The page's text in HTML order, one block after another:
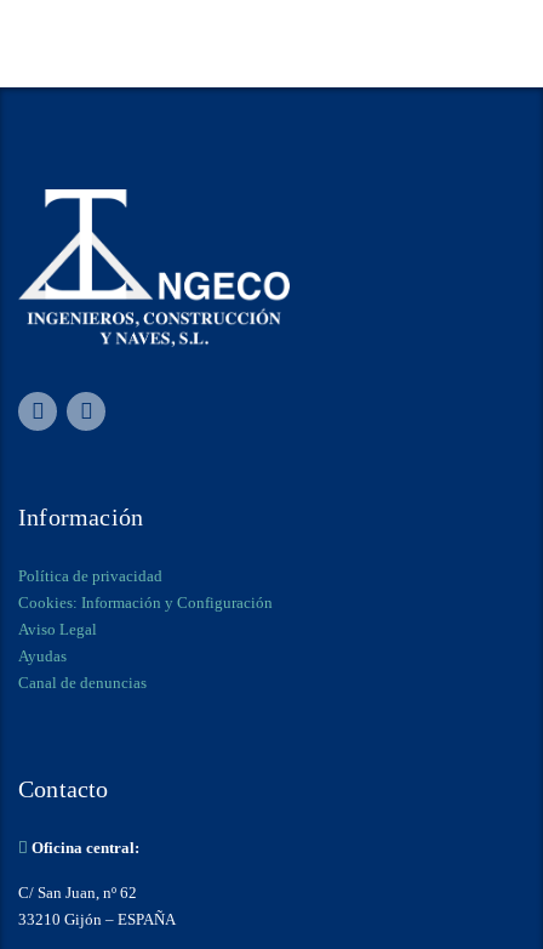
Información
Política de privacidad
Cookies: Información y Configuración
Aviso Legal
Ayudas
Canal de denuncias
Contacto
Oficina central:
C/ San Juan, nº 62
33210 Gijón – ESPAÑA